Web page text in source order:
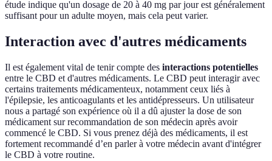
étude indique qu'un dosage de 20 à 40 mg par jour est généralement
suffisant pour un adulte moyen, mais cela peut varier.
Interaction avec d'autres médicaments
Il est également vital de tenir compte des interactions potentielles
entre le CBD et d'autres médicaments. Le CBD peut interagir avec
certains traitements médicamenteux, notamment ceux liés à
l'épilepsie, les anticoagulants et les antidépresseurs. Un utilisateur
nous a partagé son expérience où il a dû ajuster la dose de son
médicament sur recommandation de son médecin après avoir
commencé le CBD. Si vous prenez déjà des médicaments, il est
fortement recommandé d’en parler à votre médecin avant d'intégrer
le CBD à votre routine.